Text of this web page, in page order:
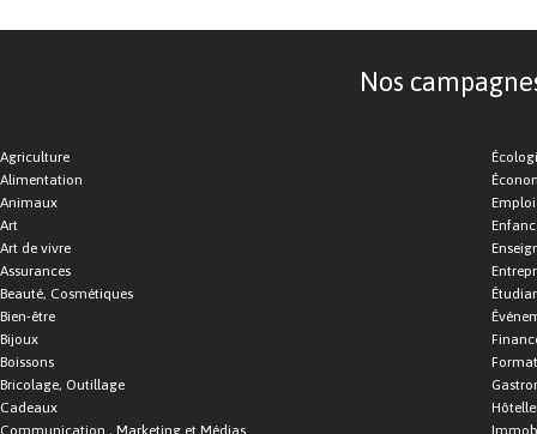
Nos
Agriculture
Alimentation
Animaux
Art
Art de vivre
Assurances
Beauté, Cosmétiques
Bien-être
Bijoux
Boissons
Bricolage, Outillage
Cadeaux
Communication , Marketing et Médias
Emploi